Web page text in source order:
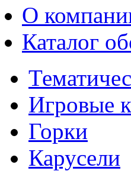
О
Каталог
Игровые
Горки
Карусели